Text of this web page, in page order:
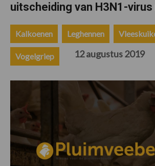
uitscheiding van H3N1-
Kalkoenen Leghennen
Vogelgriep 12 augustus 2019